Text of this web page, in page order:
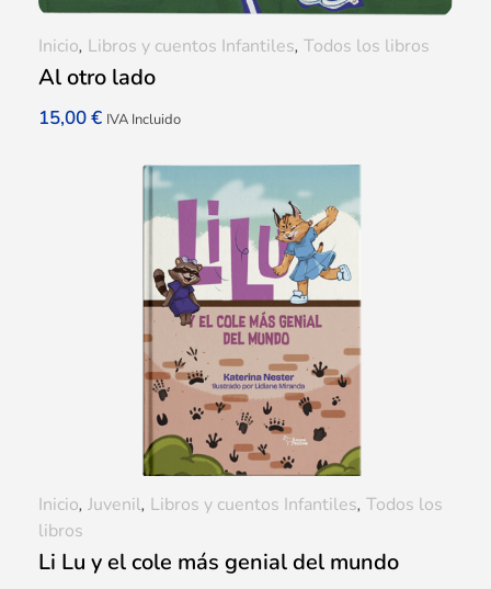
Al otro lado
15,00€ IVA Incluido
Inicio, Libros y cuentos Infantiles, Todos los libros
Li Lu y el cole más genial del mundo
Inicio, Juvenil, Libros y cuentos Infantiles, Todos los
libros